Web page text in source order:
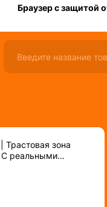
Браузер с защитой
Трастовая зона
С реальными